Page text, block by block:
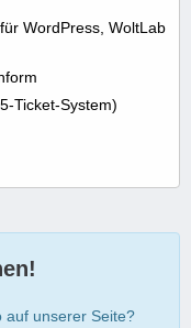
WordPress, WoltLab
Ticket-System)
auf unserer Seite?